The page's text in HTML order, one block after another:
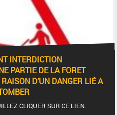
INTERDICTION
PARTIE DE LA FORET
D’UN DANGER LIÉ A
CLIQUER SUR CE LIEN.